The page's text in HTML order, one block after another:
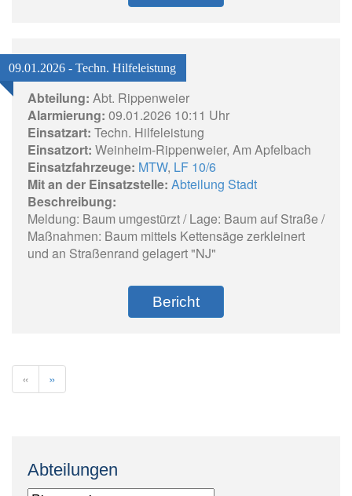
09.01.2026 - Techn. Hilfeleistung
Abteilung: Abt. Rippenweier
Alarmierung: 09.01.2026 10:11 Uhr
Einsatzart: Techn. Hilfeleistung
Einsatzort: Weinheim-Rippenweier, Am Apfelbach
Einsatzfahrzeuge: MTW, LF 10/6
Mit an der Einsatzstelle: Abteilung Stadt
Beschreibung:
Meldung: Baum umgestürzt / Lage: Baum auf Straße /
Maßnahmen: Baum mittels Kettensäge zerkleinert
und an Straßenrand gelagert "NJ"
Bericht
« »
Abteilungen